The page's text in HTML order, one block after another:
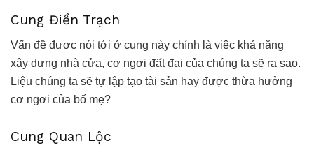
Cung Điền Trạch
Vấn đề được nói tới ở cung này chính là việc khả năng
xây dựng nhà cửa, cơ ngơi đất đai của chúng ta sẽ ra sao.
Liệu chúng ta sẽ tự lập tạo tài sản hay được thừa hưởng
cơ ngơi của bố mẹ?
Cung Quan Lộc